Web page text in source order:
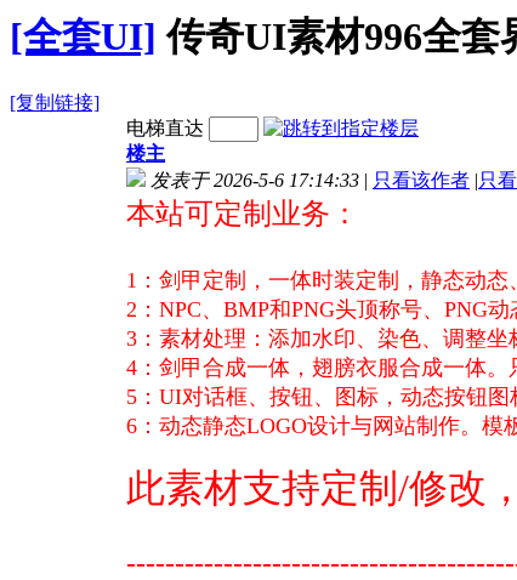
[全套UI] 传奇UI素材996全套
[复制链接]
电梯直达
楼主
发表于 2026-5-6 17:14:33 | 只看该作者 |只
本站可定制业务：
1 ：剑甲定制，一体时装定制，静态动态
2：NPC、BMP和PNG头顶称号、PNG
3：素材处理：添加水印、染色、调整坐
4：剑甲合成一体，翅膀衣服合成一体。
5：UI对话框、按钮、图标，动态按钮图
6：动态静态LOGO设计与网站制作。模
此素材支持定制/修改
---------------------------------------